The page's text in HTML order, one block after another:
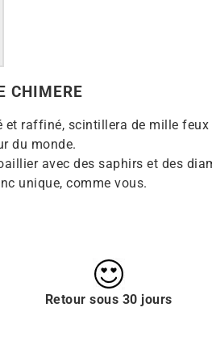
CHIMERE
et raffiné, scintillera de mille
du monde.
avec des saphirs et des
unique, comme vous.
Retour sous 30 jours